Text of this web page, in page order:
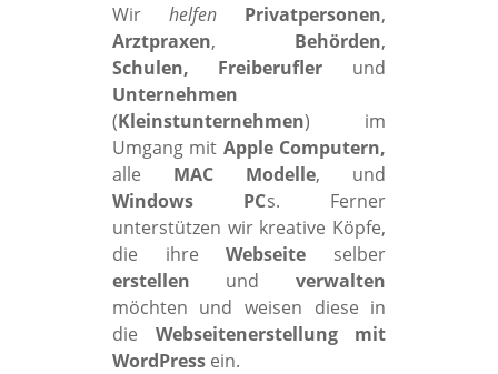
Wir helfen Privatpersonen,
Arztpraxen, Behörden,
Schulen, Freiberufler und
Unternehmen
(Kleinstunternehmen) im
Umgang mit Apple Computern,
alle MAC Modelle, und
Windows PCs. Ferner
unterstützen wir kreative Köpfe,
die ihreWebseite selber
erstellen undverwalten
möchten und weisen diese in
die Webseitenerstellung mit
WordPressein.